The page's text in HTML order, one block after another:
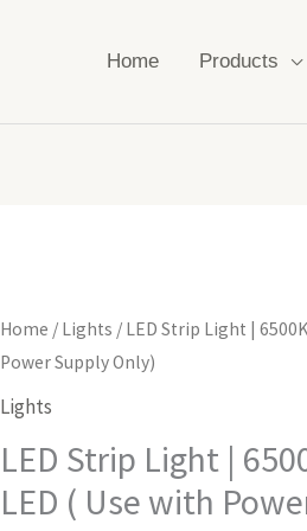
Home Products
Home / Lights / LED Strip Light |
Power Supply Only)
Lights
LED Strip Light |
LED ( Use with
LED
Strip
Light
6500K
|